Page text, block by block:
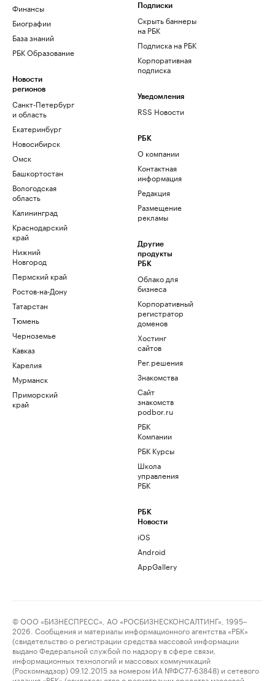
Финансы
Биографии
База знаний
РБК Образование
Новости
регионов
Санкт-Петербург
и область
Екатеринбург
Новосибирск
Омск
Башкортостан
Вологодская
область
Калининград
Краснодарский
край
Нижний
Новгород
Пермский край
Ростов-на-Дону
Татарстан
Тюмень
Черноземье
Кавказ
Карелия
Мурманск
Приморский
край
Подписки
Скрыть баннеры
на РБК
Подписка на РБК
Корпоративная
подписка
Уведомления
RSS Новости
РБК
О компании
Контактная
информация
Редакция
Размещение
рекламы
Другие
продукты
РБК
Облако для
бизнеса
Корпоративный
регистратор
доменов
Хостинг
сайтов
Рег.решения
Знакомства
Сайт
знакомств
podbor.ru
РБК
Компании
РБК Курсы
Школа
управления
РБК
РБК
Новости
iOS
Android
AppGallery
© ООО «БИЗНЕСПРЕСС», АО «РОСБИЗНЕСКОНСАЛТИНГ», 1995–
2026. Сообщения и материалы информационного агентства «РБК»
(свидетельство о регистрации средства массовой информации
выдано Федеральной службой по надзору в сфере связи,
информационных технологий и массовых коммуникаций
(Роскомнадзор) 09.12.2015 за номером ИА №ФС77-63848) и сетевого